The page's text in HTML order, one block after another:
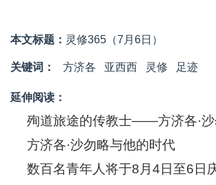
本文标题： 灵修365（7月6日）
关键词： 方济各 亚西西 灵修 足迹
延伸阅读：
殉道旅途的传教士——方济各·沙
方济各·沙勿略与他的时代